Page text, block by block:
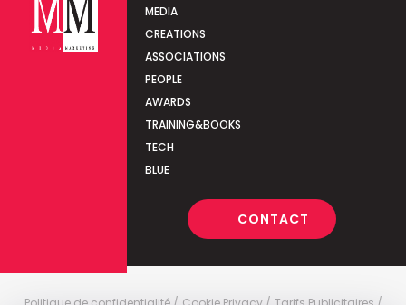
MEDIA
CREATIONS
ASSOCIATIONS
PEOPLE
AWARDS
TRAINING&BOOKS
TECH
BLUE
CONTACT